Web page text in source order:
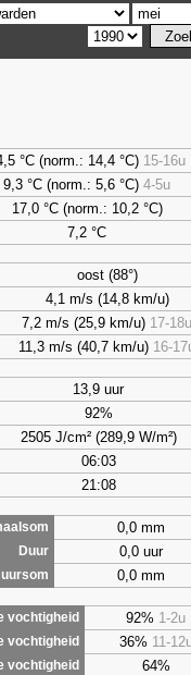
°C (norm.: 14,4 °C) 15-16u
9,3 °C (norm.: 5,6 °C) 4-5u
17,0 °C (norm.: 10,2 °C)
7,2 °C
oost (88°)
4,1 m/s (14,8 km/u)
7,2 m/s (25,9 km/u) 17-18u
11,3 m/s (40,7 km/u) 16-
13,9 uur
92%
2505 J/cm² (289,9 W/m²)
06:03
21:08
0,0 mm
Duur 0,0 uur
0,0 mm
vochtigheid 92% 1-2u
vochtigheid 36% 11-
vochtigheid 64%